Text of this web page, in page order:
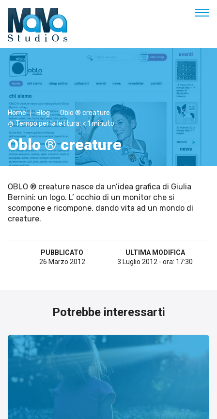
Buongiorno
Benvenuto
Soluzioni & Costi
Servizi
Esperienze
Empowerment
Contatti
Prenota appuntamento
Esperienze
Settore cultura
Settore riviste, blog online
Seguici su
Cerca nel sito
Home Blog
Oblo ® creature
Tempo per la lettura: < 1 minuto
Oblo ® creature
OBLO ® creature nasce da un’idea grafica di Giulia
Bernini: un logo. L’ occhio di un monitor che si
scompone e ricompone, dando vita ad un mondo di
creature.
PUBBLICATO
26 Marzo 2012
ULTIMA MODIFICA
3 Luglio 2012 - ora: 17:30
Potrebbe interessarti